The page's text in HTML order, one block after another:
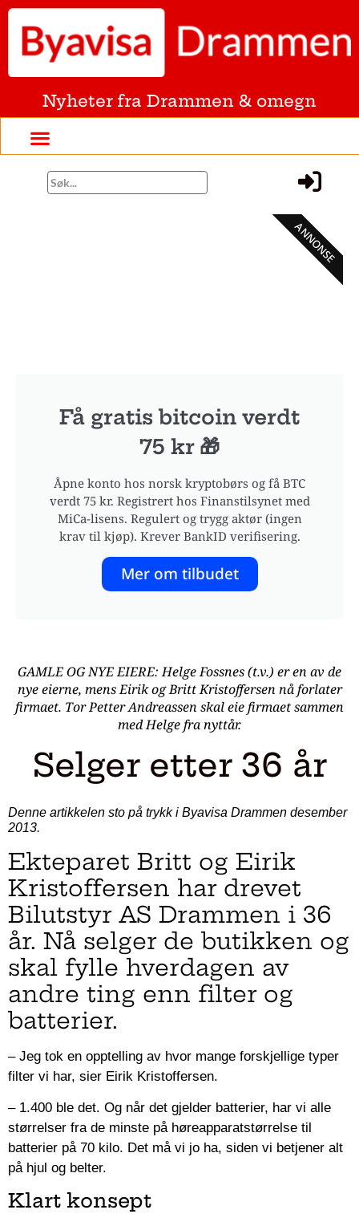
Nyheter fra Drammen & omegn
Få gratis bitcoin verdt
75 kr 🎁
Åpne konto hos norsk kryptobørs og få BTC
verdt 75 kr. Registrert hos Finanstilsynet med
MiCa-lisens. Regulert og trygg aktør (ingen
krav til kjøp). Krever BankID verifisering.
Mer om tilbudet
ANNONSE
GAMLE OG NYE EIERE: Helge Fossnes (t.v.) er en av de
nye eierne, mens Eirik og Britt Kristoffersen nå forlater
firmaet. Tor Petter Andreassen skal eie firmaet sammen
med Helge fra nyttår.
Selger etter 36 år
Denne artikkelen sto på trykk i Byavisa Drammen desember
2013.
Ekteparet Britt og Eirik
Kristoffersen har drevet
Bilutstyr AS Drammen i 36
år. Nå selger de butikken og
skal fylle hverdagen av
andre ting enn filter og
batterier.
– Jeg tok en opptelling av hvor mange forskjellige typer
filter vi har, sier Eirik Kristoffersen.
– 1.400 ble det. Og når det gjelder batterier, har vi alle
størrelser fra de minste på høreapparatstørrelse til
batterier på 70 kilo. Det må vi jo ha, siden vi betjener alt
på hjul og belter.
Klart konsept